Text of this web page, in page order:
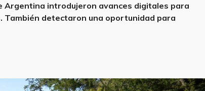
Argentina introdujeron avances digitales para
También detectaron una oportunidad para